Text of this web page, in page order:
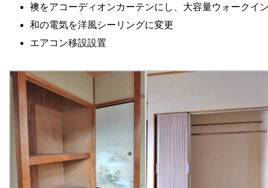
襖をアコーディオンカーテンにし、大容量ウォークイ
和の電気を洋風シーリングに変更
エアコン移設設置